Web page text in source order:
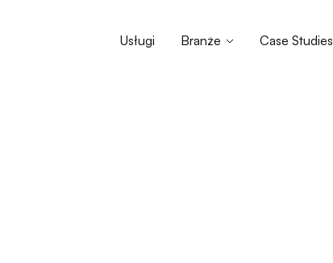
Usługi Branże Case Studies